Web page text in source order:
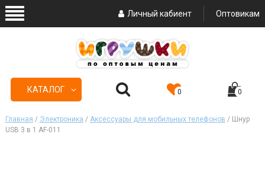
Личный кабиент Оптовикам
КАТАЛОГ 0 0
Главная / Электроника / Аксессуары для мобильных телефонов / Шнур
USB 3 в 1 AF-011